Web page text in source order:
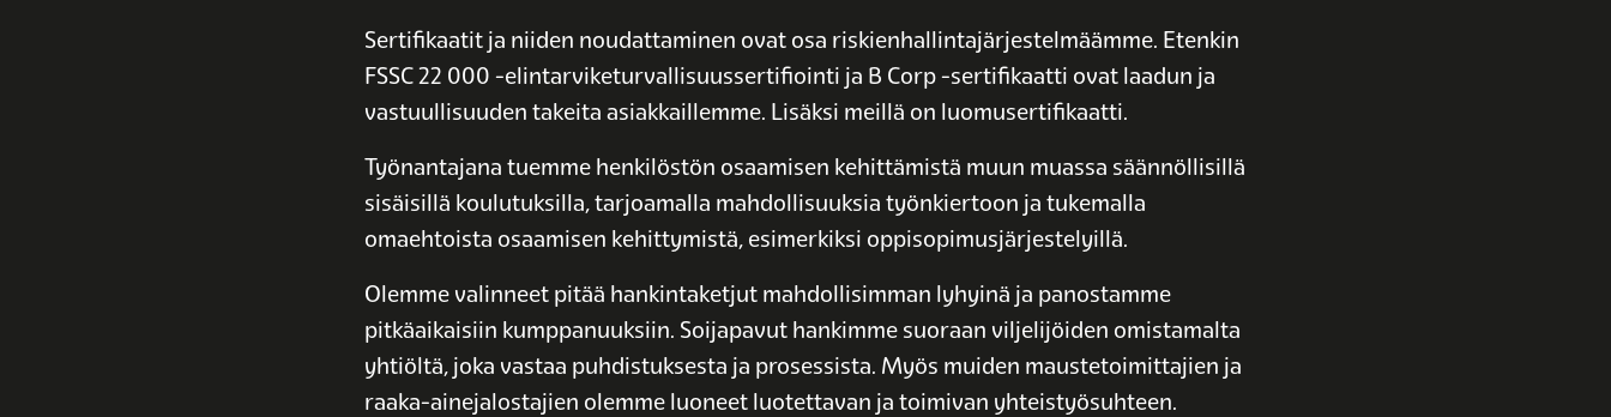
Sertifikaatit ja niiden noudattaminen ovat osa riskienhallintajärjestelmäämme. Etenkin
FSSC 22 000 -elintarviketurvallisuussertifiointi ja B Corp -sertifikaatti ovat laadun ja
vastuullisuuden takeita asiakkaillemme. Lisäksi meillä on luomusertifikaatti.
Työnantajana tuemme henkilöstön osaamisen kehittämistä muun muassa säännöllisillä
sisäisillä koulutuksilla, tarjoamalla mahdollisuuksia työnkiertoon ja tukemalla
omaehtoista osaamisen kehittymistä, esimerkiksi oppisopimusjärjestelyillä.
Olemme valinneet pitää hankintaketjut mahdollisimman lyhyinä ja panostamme
pitkäaikaisiin kumppanuuksiin. Soijapavut hankimme suoraan viljelijöiden omistamalta
yhtiöltä, joka vastaa puhdistuksesta ja prosessista. Myös muiden maustetoimittajien ja
raaka-ainejalostajien olemme luoneet luotettavan ja toimivan yhteistyösuhteen.